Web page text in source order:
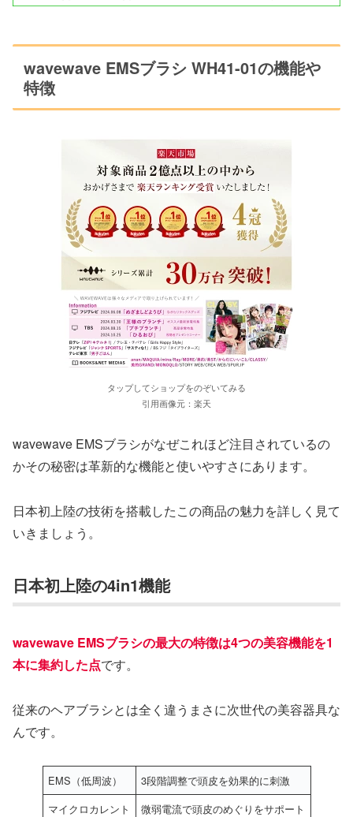
wavewave EMSブラシ WH41-01の機能や
特徴
タップしてショップをのぞいてみる
引用画像元：楽天
wavewave EMSブラシがなぜこれほど注目されているの
かその秘密は革新的な機能と使いやすさにあります。
日本初上陸の技術を搭載したこの商品の魅力を詳しく見て
いきましょう。
日本初上陸の4in1機能
wavewave EMSブラシの最大の特徴は4つの美容機能を1
本に集約した点です。
従来のヘアブラシとは全く違うまさに次世代の美容器具な
んです。
EMS（低周波）
3段階調整で頭皮を効果的に刺激
マイクロカレント
微弱電流で頭皮のめぐりをサポート